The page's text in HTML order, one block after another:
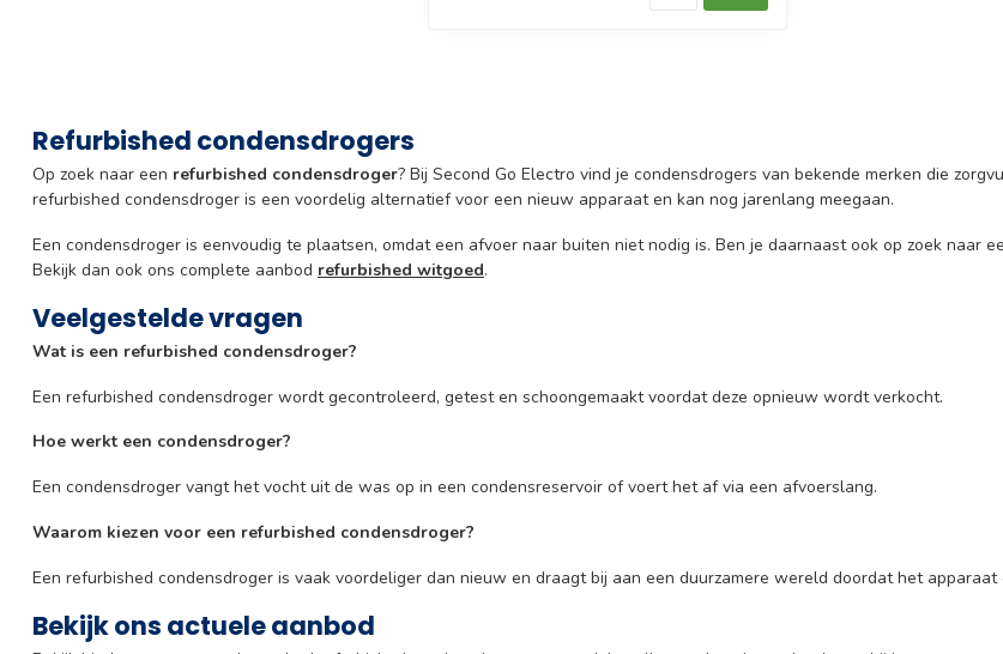
Refurbished condensdrogers
Op zoek naar een refurbished condensdroger? Bij Second Go Electro vind je condensdrogers van bekende merken die
refurbished condensdroger is een voordelig alternatief voor een nieuw apparaat en kan nog jarenlang meegaan.
Een condensdroger is eenvoudig te plaatsen, omdat een afvoer naar buiten niet nodig is. Ben je daarnaast ook op zoek naar
Bekijk dan ook ons complete aanbod refurbished witgoed.
Veelgestelde vragen
Wat is een refurbished condensdroger?
Een refurbished condensdroger wordt gecontroleerd, getest en schoongemaakt voordat deze opnieuw wordt verkocht.
Hoe werkt een condensdroger?
Een condensdroger vangt het vocht uit de was op in een condensreservoir of voert het af via een afvoerslang.
Waarom kiezen voor een refurbished condensdroger?
Een refurbished condensdroger is vaak voordeliger dan nieuw en draagt bij aan een duurzamere wereld doordat het
Bekijk ons actuele aanbod